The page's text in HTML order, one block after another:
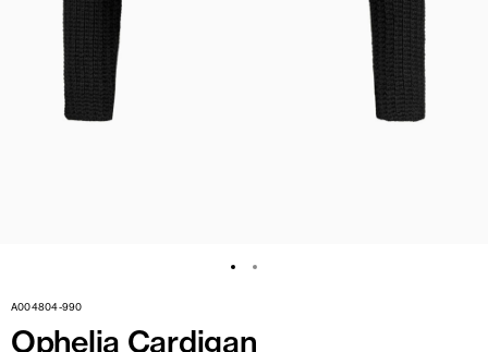
A004804-990
Ophelia Cardigan